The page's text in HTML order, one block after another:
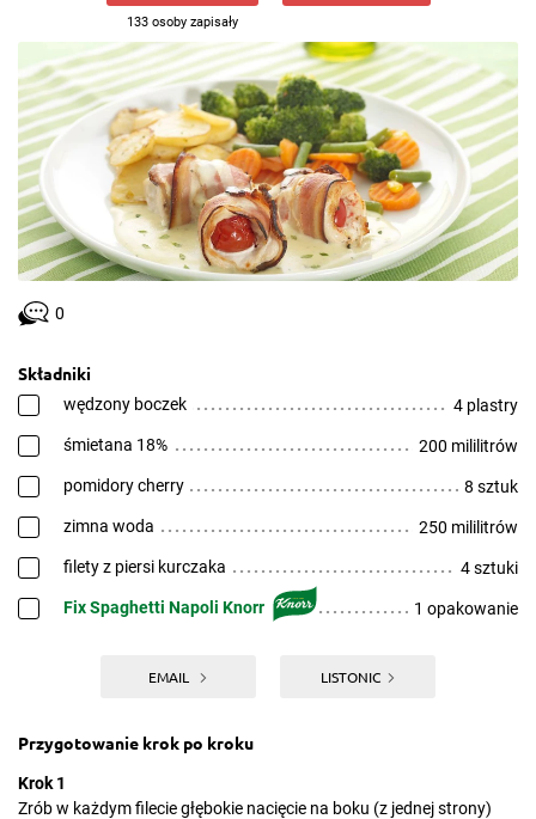
133 osoby zapisały
0
Składniki
wędzony boczek 4 plastry
śmietana 18% 200 mililitrów
pomidory cherry 8 sztuk
zimna woda 250 mililitrów
filety z piersi kurczaka 4 sztuki
Fix Spaghetti Napoli Knorr 1 opakowanie
EMAIL LISTONIC
Przygotowanie krok po kroku
Krok 1
Zrób w każdym filecie głębokie nacięcie na boku (z jednej strony)